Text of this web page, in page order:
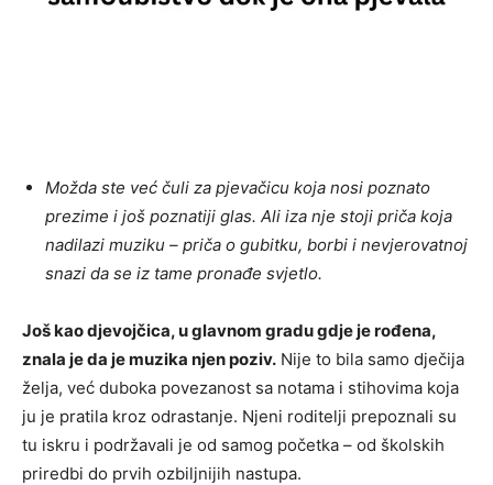
Možda ste već čuli za pjevačicu koja nosi poznato
prezime i još poznatiji glas. Ali iza nje stoji priča koja
nadilazi muziku – priča o gubitku, borbi i nevjerovatnoj
snazi da se iz tame pronađe svjetlo.
Još kao djevojčica, u glavnom gradu gdje je rođena,
znala je da je muzika njen poziv. Nije to bila samo dječija
želja, već duboka povezanost sa notama i stihovima koja
ju je pratila kroz odrastanje. Njeni roditelji prepoznali su
tu iskru i podržavali je od samog početka – od školskih
priredbi do prvih ozbiljnijih nastupa.